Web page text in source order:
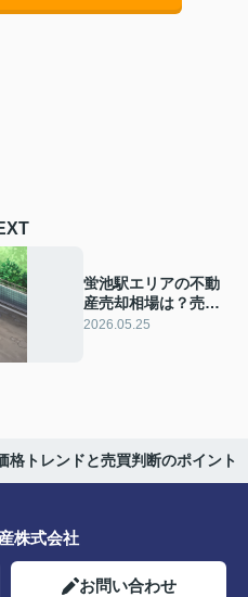
蛍池駅エリアの不動
産売却相場は？売却
のコツと高く売るた
2026.05.25
トレンドと売買判断のポイント
株式会社
お問い合わせ